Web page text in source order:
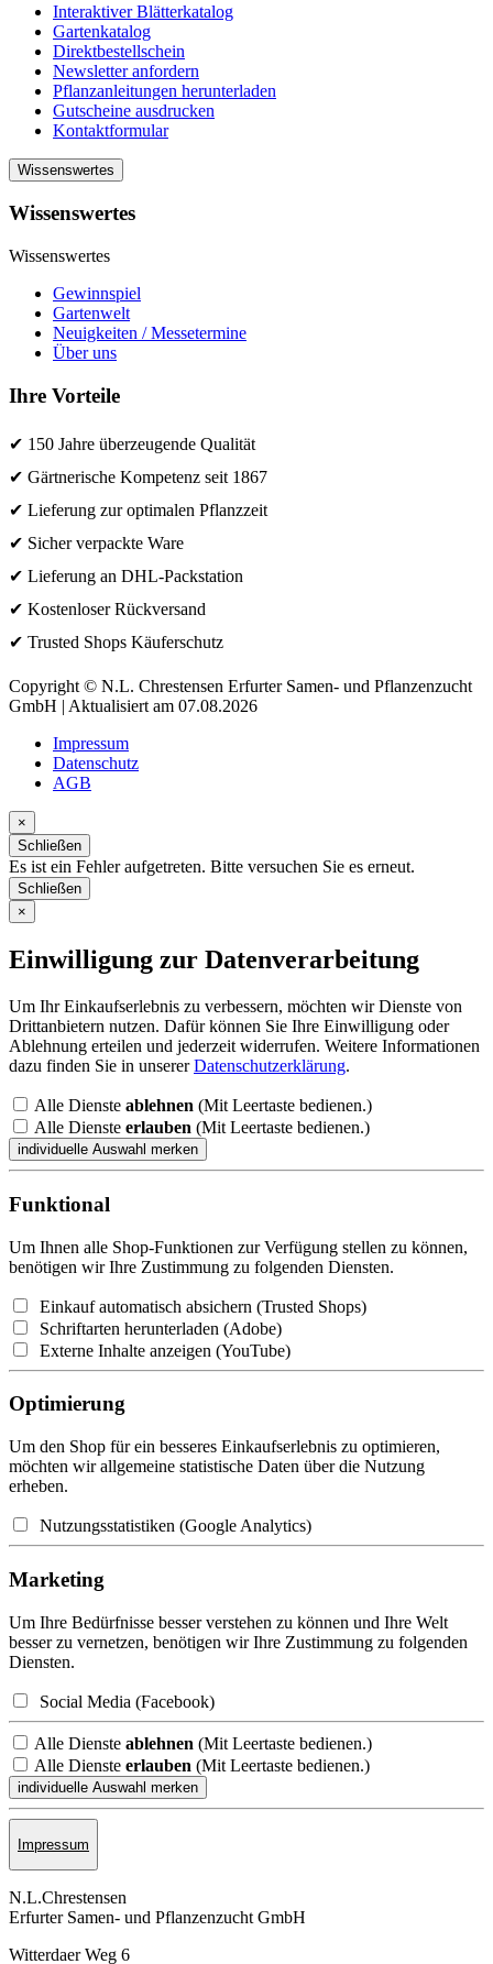
Interaktiver Blätterkatalog
Gartenkatalog
Direktbestellschein
Newsletter anfordern
Pflanzanleitungen herunterladen
Gutscheine ausdrucken
Kontaktformular
Wissenswertes
Wissenswertes
Wissenswertes
Gewinnspiel
Gartenwelt
Neuigkeiten / Messetermine
Über uns
Ihre Vorteile
✔ 150 Jahre überzeugende Qualität
✔ Gärtnerische Kompetenz seit 1867
✔ Lieferung zur optimalen Pflanzzeit
✔ Sicher verpackte Ware
✔ Lieferung an DHL-Packstation
✔ Kostenloser Rückversand
✔ Trusted Shops Käuferschutz
Copyright © N.L. Chrestensen Erfurter Samen- und Pflanzenzucht
GmbH | Aktualisiert am 07.08.2026
Impressum
Datenschutz
AGB
×
Schließen
Es ist ein Fehler aufgetreten. Bitte versuchen Sie es erneut.
Schließen
×
Einwilligung zur Datenverarbeitung
Um Ihr Einkaufserlebnis zu verbessern, möchten wir Dienste von
Drittanbietern nutzen. Dafür können Sie Ihre Einwilligung oder
Ablehnung erteilen und jederzeit widerrufen. Weitere Informationen
dazu finden Sie in unsererDatenschutzerklärung.
Alle Dienste ablehnen (Mit Leertaste bedienen.)
Alle Dienste erlauben (Mit Leertaste bedienen.)
Funktional
Um Ihnen alle Shop-Funktionen zur Verfügung stellen zu können,
benötigen wir Ihre Zustimmung zu folgenden Diensten.
Einkauf automatisch absichern (Trusted Shops)
Schriftarten herunterladen (Adobe)
Externe Inhalte anzeigen (YouTube)
Optimierung
Um den Shop für ein besseres Einkaufserlebnis zu optimieren,
möchten wir allgemeine statistische Daten über die Nutzung
erheben.
Nutzungsstatistiken (Google Analytics)
Marketing
Um Ihre Bedürfnisse besser verstehen zu können und Ihre Welt
besser zu vernetzen, benötigen wir Ihre Zustimmung zu folgenden
Diensten.
Social Media (Facebook)
Alle Dienste ablehnen (Mit Leertaste bedienen.)
Alle Dienste erlauben (Mit Leertaste bedienen.)
Impressum
N.L.Chrestensen
Erfurter Samen- und Pflanzen­zucht GmbH
Witterdaer Weg 6